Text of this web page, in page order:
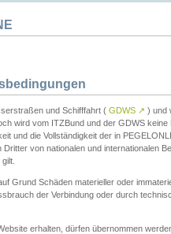
und Schifffahrt ( GDWS ↗ ) und
wird vom ITZBund und der GDWS
und die Vollständigkeit der in
von nationalen und internationalen
Grund Schäden materieller oder
der Verbindung oder durch
erhalten, dürfen übernommen